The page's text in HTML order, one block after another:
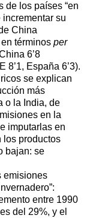
de los países “en
su
China
términos per
6’8
8’1, España 6’3).
se explican
más
o la India, de
en la
imputarlas en
los productos
bajan: se
emisiones
entre 1990
del 29%, y el